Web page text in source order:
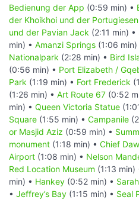
Bedienung der App (0:59 min) •
der Khoikhoi und der Portugiesen
und der Pavian Jack (2:11 min) •
min) • Amanzi Springs (1:06 min)
Nationalpark (2:28 min) • Bird
(0:56 min) • Port Elizabeth /
Park (1:19 min) • Fort Frederick
(1:26 min) • Art Route 67 (0:52
min) • Queen Victoria Statue
Square (1:55 min) • Campanile
or Masjid Aziz (0:59 min) •
monument (1:18 min) • Chief
Airport (1:08 min) • Nelson
Red Location Museum (1:13 min)
min) • Hankey (0:52 min) •
• Jeffrey’s Bay (1:15 min) • Seal